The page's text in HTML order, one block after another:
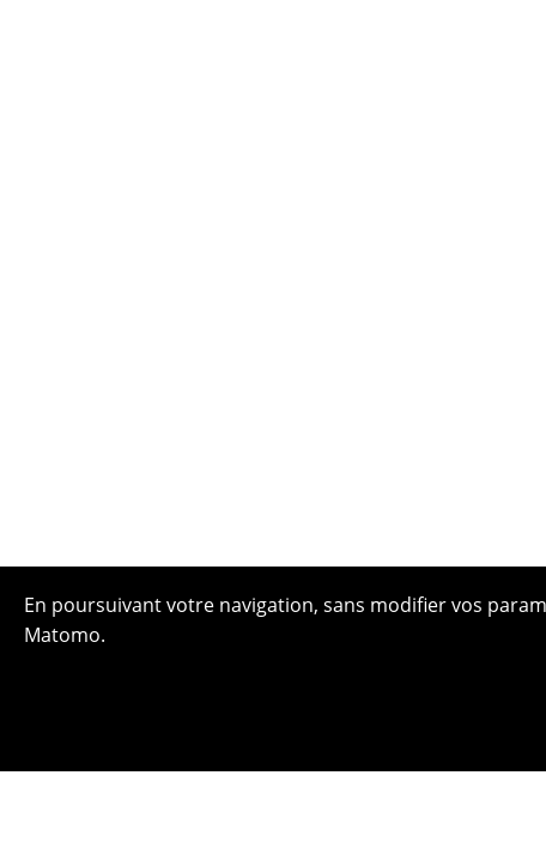
En poursuivant votre navigation, sans modifier vos
Matomo.